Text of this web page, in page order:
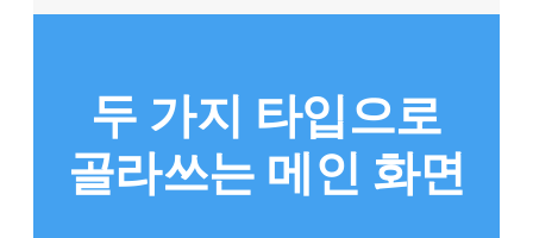
두 가지 타입으로
골라쓰는 메인 화면